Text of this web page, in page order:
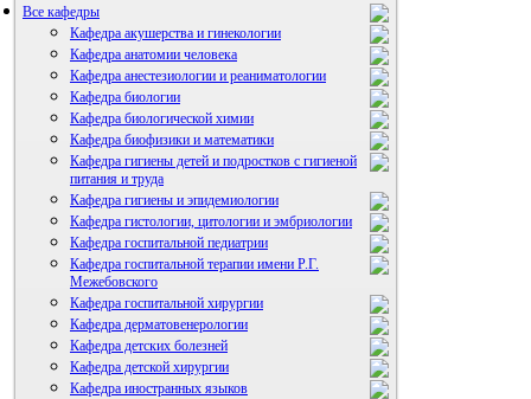
Все кафедры
Кафедра акушерства и гинекологии
Кафедра анатомии человека
Кафедра анестезиологии и реаниматологии
Кафедра биологии
Кафедра биологической химии
Кафедра биофизики и математики
Кафедра гигиены детей и подростков с гигиеной
питания и труда
Кафедра гигиены и эпидемиологии
Кафедра гистологии, цитологии и эмбриологии
Кафедра госпитальной педиатрии
Кафедра госпитальной терапии имени Р.Г.
Межебовского
Кафедра госпитальной хирургии
Кафедра дерматовенерологии
Кафедра детских болезней
Кафедра детской хирургии
Кафедра иностранных языков